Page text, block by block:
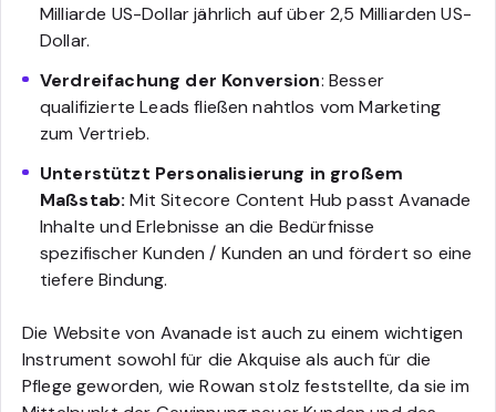
Milliarde US-Dollar jährlich auf über 2,5 Milliarden US-
Dollar.
Verdreifachung der Konversion: Besser
qualifizierte Leads fließen nahtlos vom Marketing
zum Vertrieb.
Unterstützt Personalisierung in großem
Maßstab: Mit Sitecore Content Hub passt Avanade
Inhalte und Erlebnisse an die Bedürfnisse
spezifischer Kunden / Kunden an und fördert so eine
tiefere Bindung.
Die Website von Avanade ist auch zu einem wichtigen
Instrument sowohl für die Akquise als auch für die
Pflege geworden, wie Rowan stolz feststellte, da sie im